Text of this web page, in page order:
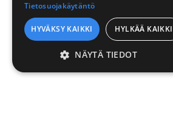
Tietosuojakäytäntö
HYVÄKSY KAIKKI HYLKÄÄ KAIKKI
NÄYTÄ TIEDOT
EHDOTTOMASTI